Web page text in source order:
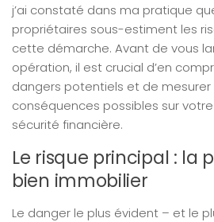
j’ai constaté dans ma pratique
propriétaires sous-estiment les
cette démarche. Avant de vous
opération, il est crucial d’en
dangers potentiels et de
conséquences possibles sur
sécurité financière.
Le risque principal : la
bien immobilier
Le danger le plus évident – et le